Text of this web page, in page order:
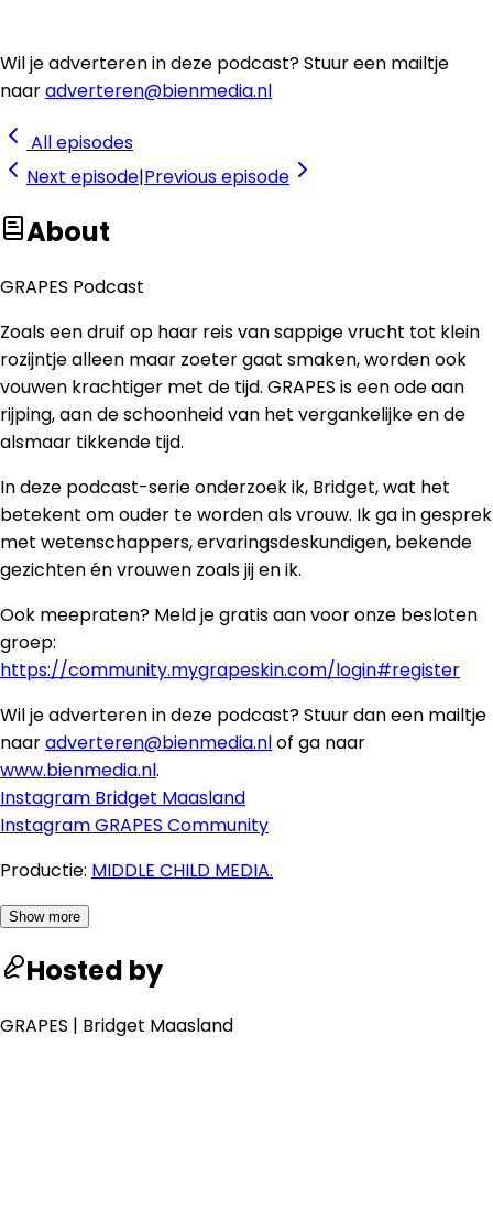
Wil je adverteren in deze podcast? Stuur een mailtje
naaradverteren@bienmedia.nl
All episodes
Next episode|Previousepisode
About
GRAPES Podcast
Zoals een druif op haar reis van sappige vrucht tot klein
rozijntje alleen maar zoeter gaat smaken, worden ook
vouwen krachtiger met de tijd. GRAPES is een ode aan
rijping, aan de schoonheid van het vergankelijke en de
alsmaar tikkende tijd.
In deze podcast-serie onderzoek ik, Bridget, wat het
betekent om ouder te worden als vrouw. Ik ga in gesprek
met wetenschappers, ervaringsdeskundigen, bekende
gezichten én vrouwen zoals jij en ik.
Ook meepraten? Meld je gratis aan voor onze besloten
groep:
https://community.mygrapeskin.com/login#register
Wil je adverteren in deze podcast? Stuur dan een mailtje
naaradverteren@bienmedia.nlof ga naar
www.bienmedia.nl.
Instagram Bridget Maasland
Instagram GRAPES Community
Productie: MIDDLE CHILD MEDIA.
Show more
Hosted by
GRAPES | Bridget Maasland